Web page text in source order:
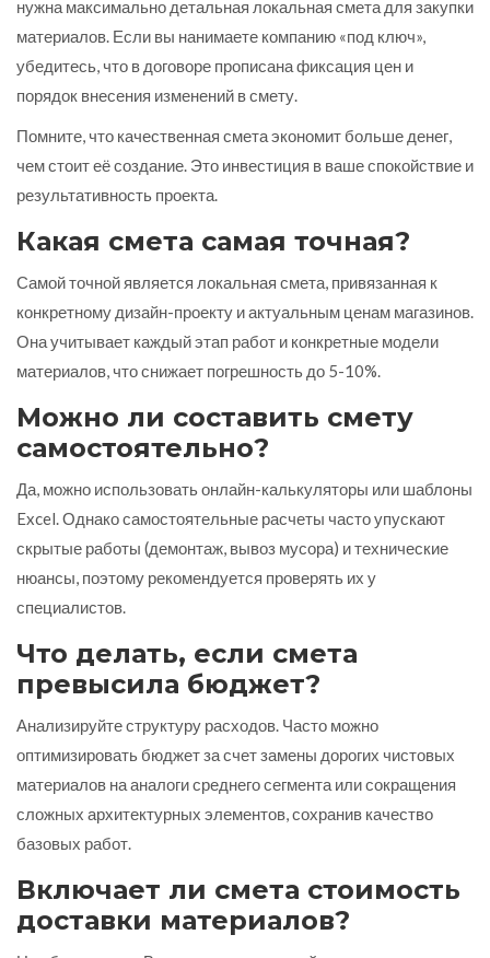
нужна максимально детальная локальная смета для закупки
материалов. Если вы нанимаете компанию «под ключ»,
убедитесь, что в договоре прописана фиксация цен и
порядок внесения изменений в смету.
Помните, что качественная смета экономит больше денег,
чем стоит её создание. Это инвестиция в ваше спокойствие и
результативность проекта.
Какая смета самая точная?
Самой точной является локальная смета, привязанная к
конкретному дизайн-проекту и актуальным ценам магазинов.
Она учитывает каждый этап работ и конкретные модели
материалов, что снижает погрешность до 5-10%.
Можно ли составить смету
самостоятельно?
Да, можно использовать онлайн-калькуляторы или шаблоны
Excel. Однако самостоятельные расчеты часто упускают
скрытые работы (демонтаж, вывоз мусора) и технические
нюансы, поэтому рекомендуется проверять их у
специалистов.
Что делать, если смета
превысила бюджет?
Анализируйте структуру расходов. Часто можно
оптимизировать бюджет за счет замены дорогих чистовых
материалов на аналоги среднего сегмента или сокращения
сложных архитектурных элементов, сохранив качество
базовых работ.
Включает ли смета стоимость
доставки материалов?